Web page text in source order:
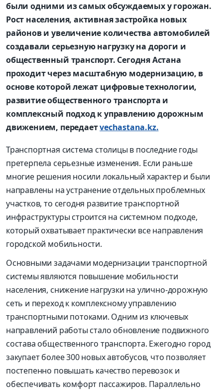
были одними из самых обсуждаемых у горожан.
Рост населения, активная застройка новых
районов и увеличение количества автомобилей
создавали серьезную нагрузку на дороги и
общественный транспорт. Сегодня Астана
проходит через масштабную модернизацию, в
основе которой лежат цифровые технологии,
развитие общественного транспорта и
комплексный подход к управлению дорожным
движением, передаетvechastana.kz.
Транспортная система столицы в последние годы
претерпела серьезные изменения. Если раньше
многие решения носили локальный характер и были
направлены на устранение отдельных проблемных
участков, то сегодня развитие транспортной
инфраструктуры строится на системном подходе,
который охватывает практически все направления
городской мобильности.
Основными задачами модернизации транспортной
системы являются повышение мобильности
населения, снижение нагрузки на улично-дорожную
сеть и переход к комплексному управлению
транспортными потоками. Одним из ключевых
направлений работы стало обновление подвижного
состава общественного транспорта. Ежегодно город
закупает более 300 новых автобусов, что позволяет
постепенно повышать качество перевозок и
обеспечивать комфорт пассажиров. Параллельно